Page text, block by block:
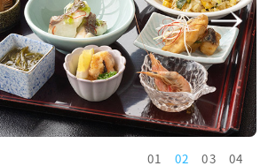
1 2 3 4